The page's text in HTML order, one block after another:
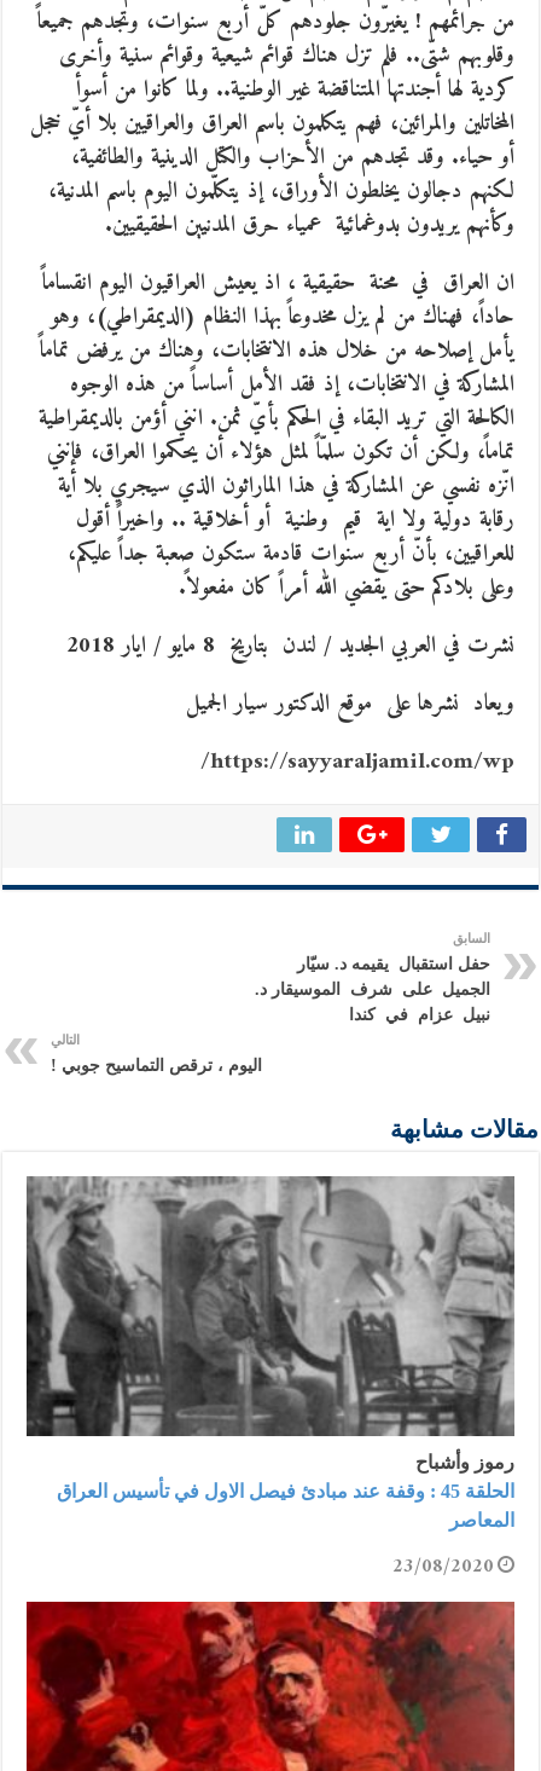
من جرائمهم ! يغيرّون جلودهم كلّ أربع سنوات، وتجدهم جميعاً
وقلوبهم شتّى.. فلم تزل هناك قوائم شيعية وقوائم سنية وأخرى
كردية لها أجندتها المتناقضة غير الوطنية.. ولما كانوا من أسوأ
المخاتلين والمرائين، فهم يتكلمون باسم العراق والعراقيين بلا أيّ خجل
أو حياء. وقد تجدهم من الأحزاب والكتل الدينية والطائفية،
لكنهم دجالون يخلطون الأوراق، إذ يتكلّمون اليوم باسم المدنية،
وكأنهم يريدون بدوغمائية عمياء حرق المدنيين الحقيقيين.
ان العراق في محنة حقيقية ، اذ يعيش العراقيون اليوم انقساماً
حاداً، فهناك من لم يزل مخدوعاً بهذا النظام (الديمقراطي)، وهو
يأمل إصلاحه من خلال هذه الانتخابات، وهناك من يرفض تماماً
المشاركة في الانتخابات، إذ فقد الأمل أساساً من هذه الوجوه
الكالحة التي تريد البقاء في الحكم بأيّ ثمن. انني أؤمن بالديمقراطية
تماماً، ولكن أن تكون سلمّاً لمثل هؤلاء أن يحكموا العراق، فإنني
انّزه نفسي عن المشاركة في هذا الماراثون الذي سيجري بلا أية
رقابة دولية ولا اية قيم وطنية أو أخلاقية .. واخيراً أقول
للعراقيين، بأنّ أربع سنوات قادمة ستكون صعبة جداً عليكم،
وعلى بلادكم حتى يقضي الله أمراً كان مفعولاً.
نشرت في العربي الجديد / لندن بتاريخ 8 مايو / ايار 2018
ويعاد نشرها على موقع الدكتور سيار الجميل
https://sayyaraljamil.com/wp/
السابق
حفل استقبال يقيمه د. سيّار
الجميل على شرف الموسيقار د.
نبيل عزام في كندا
التالي
اليوم ، ترقص التماسيح جوبي !
مقالات مشابهة
رموز وأشباح
الحلقة 45 : وقفة عند مبادئ فيصل الاول في تأسيس العراق
المعاصر
23/08/2020